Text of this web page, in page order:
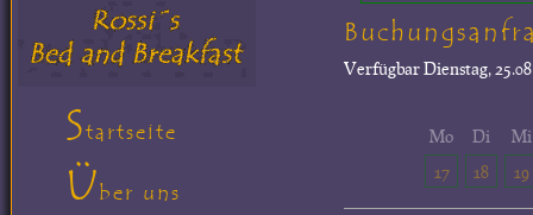
VerfügbarDienstag,
Mo
17
Di
18
Mi
19
Startseite
Über uns